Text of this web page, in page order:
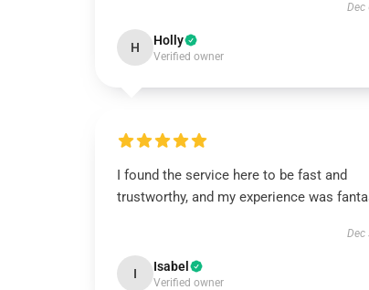
Dec
H Holly
Verified owner
I found the service here to be fast and
trustworthy, and my experience was
Dec
I Isabel
Verified owner